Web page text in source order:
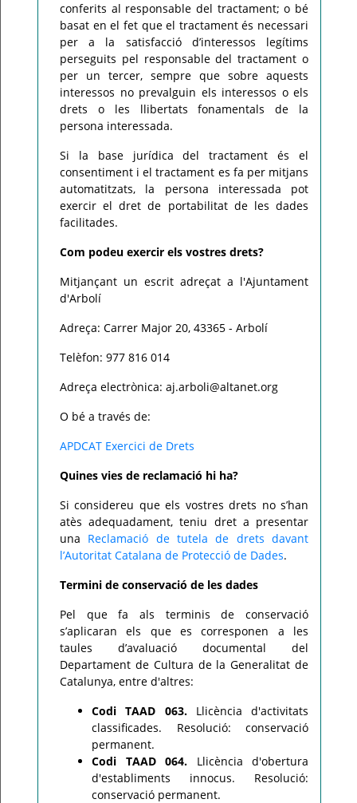
conferits al responsable del tractament; o bé
basat en el fet que el tractament és necessari
per a la satisfacció d’interessos legítims
perseguits pel responsable del tractament o
per un tercer, sempre que sobre aquests
interessos no prevalguin els interessos o els
drets o les llibertats fonamentals de la
persona interessada.
Si la base jurídica del tractament és el
consentiment i el tractament es fa per mitjans
automatitzats, la persona interessada pot
exercir el dret de portabilitat de les dades
facilitades.
Com podeu exercir els vostres drets?
Mitjançant un escrit adreçat a l'Ajuntament
d'Arbolí
Adreça: Carrer Major 20, 43365 - Arbolí
Telèfon: 977 816 014
Adreça electrònica: aj.arboli@altanet.org
O bé a través de:
APDCAT Exercici de Drets
Quines vies de reclamació hi ha?
Si considereu que els vostres drets no s’han
atès adequadament, teniu dret a presentar
una Reclamació de tutela de drets davant
l’Autoritat Catalana de Protecció de Dades.
Termini de conservació de les dades
Pel que fa als terminis de conservació
s’aplicaran els que es corresponen a les
taules d’avaluació documental del
Departament de Cultura de la Generalitat de
Catalunya, entre d'altres:
Codi TAAD 063.Llicència d'activitats
classificades. Resolució: conservació
permanent.
Codi TAAD 064. Llicència d'obertura
d'establiments innocus. Resolució:
conservació permanent.